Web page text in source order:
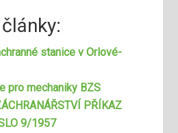
stanice v Orlové-
pro mechaniky BZS
PŘÍKAZ
9/1957